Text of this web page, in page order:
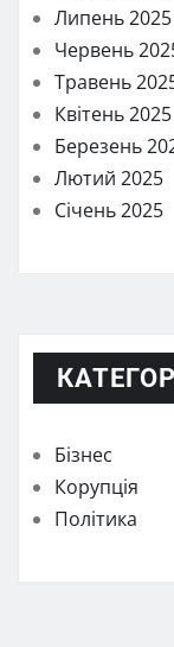
Липень 2025
Червень
Травень
Квітень 2025
Березень
Лютий 2025
Січень 2025
Бізнес
Корупція
Політика